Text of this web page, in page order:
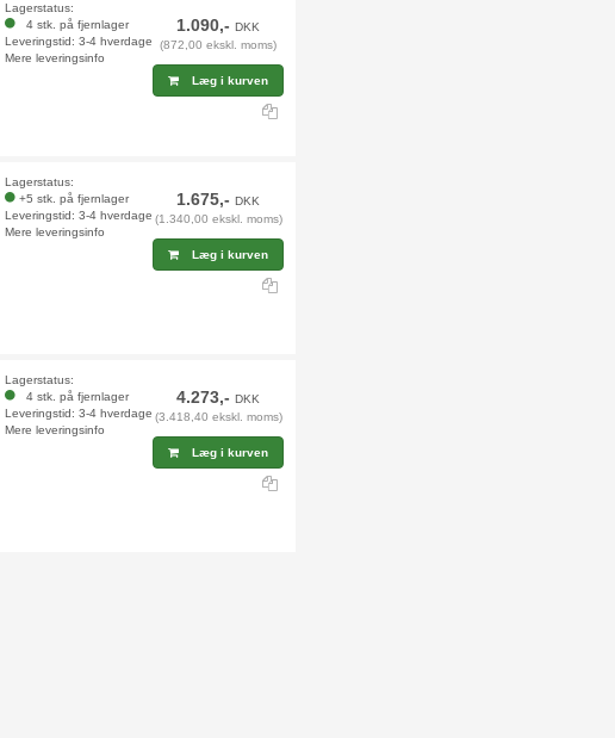
Lagerstatus:
4 stk. på fjernlager
Leveringstid: 3-4 hverdage
Mere leveringsinfo
1.090,-DKK
(872,00 ekskl. moms)
Læg i kurven
Lagerstatus:
+5 stk. på fjernlager
Leveringstid: 3-4 hverdage
Mere leveringsinfo
1.675,-DKK
(1.340,00 ekskl. moms)
Læg i kurven
Lagerstatus:
4 stk. på fjernlager
Leveringstid: 3-4 hverdage
Mere leveringsinfo
4.273,-DKK
(3.418,40 ekskl. moms)
Læg i kurven